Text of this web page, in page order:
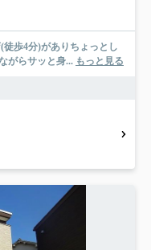
歩4分)がありちょっとし
がらサッと身... もっと見る